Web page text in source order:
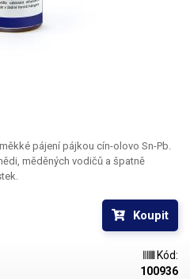
pájení pájkou cín-olovo Sn-Pb.
měděných vodičů a špatně
Koupit
Kód:
100936